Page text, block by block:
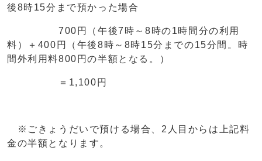
後8時15分まで預かった場合
700円（午後7時～8時の1時間分の利用
料）＋400円（午後8時～8時15分までの15分間。時
間外利用料800円の半額となる。）
＝1,100円
※ごきょうだいで預ける場合、2人目からは上記料
金の半額となります。